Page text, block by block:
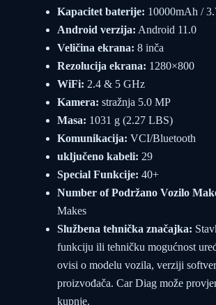
Kapacitet baterije: 10000mAh /
Android verzija: Android 11.0
Veličina ekrana: 8 inča
Rezolucija ekrana: 1280×800
WiFi: 2.4 & 5 GHz
Kamera: stražnja 5.0 MP
Masa: 1031 g (2.27 LBS)
Komunikacija: VCI/Bluetooth
uključeno kabeli: 29
Special Funkcije: 40+
Number of Podržano Vozilo
Makes
Službena tehnička značajka:
funkciju ili tehničku mogućnost
ovisi o modelu vozila, verziji
proizvođača. Car Diag može
kupnje.